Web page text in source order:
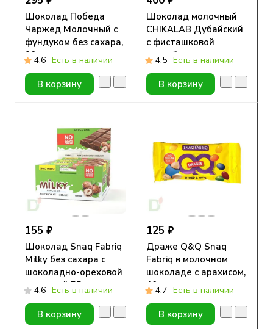
Шоколад Победа
Чаржед Молочный с
фундуком без сахара,
90г.
4.6 Есть в наличии
В корзину
Шоколад молочный
CHIKALAB Дубайский
с фисташковой
пастой и тестом
Катаифи, без сахара,
100гр.
4.5 Есть в наличии
В корзину
155 ₽
Шоколад Snaq Fabriq
Milky без сахара с
шоколадно-ореховой
начинкой 55гр
4.6 Есть в наличии
В корзину
125 ₽
Драже Q&Q Snaq
Fabriq в молочном
шоколаде с арахисом,
40 г.
4.7 Есть в наличии
В корзину